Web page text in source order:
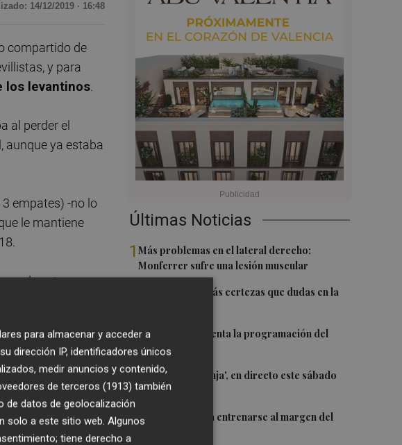
Últimas Noticias
1Más problemas en el lateral derecho:
Monferrer sufre una lesión muscular
Awa Fam deja más certezas que dudas en la
3El Valencia presenta la programación del
Trofeu Taronja
4El 'Trofeu Taronja', en directo este sábado
por À Punt
5Almeida vuelve a entrenarse al margen del
14/12/2019 · 16:48
compartido de
y para
los levantinos.
al perder el
aunque ya estaba
empates) -no lo
le mantiene
derrota
de fuste
el
y de sus
premio, y ha
un choque "muy
para almacenar y acceder a
dirección IP, identificadores únicos
medir anuncios y contenido,
de terceros (1913) también
de datos de geolocalización
solo a este sitio web. Algunos
tiene derecho a